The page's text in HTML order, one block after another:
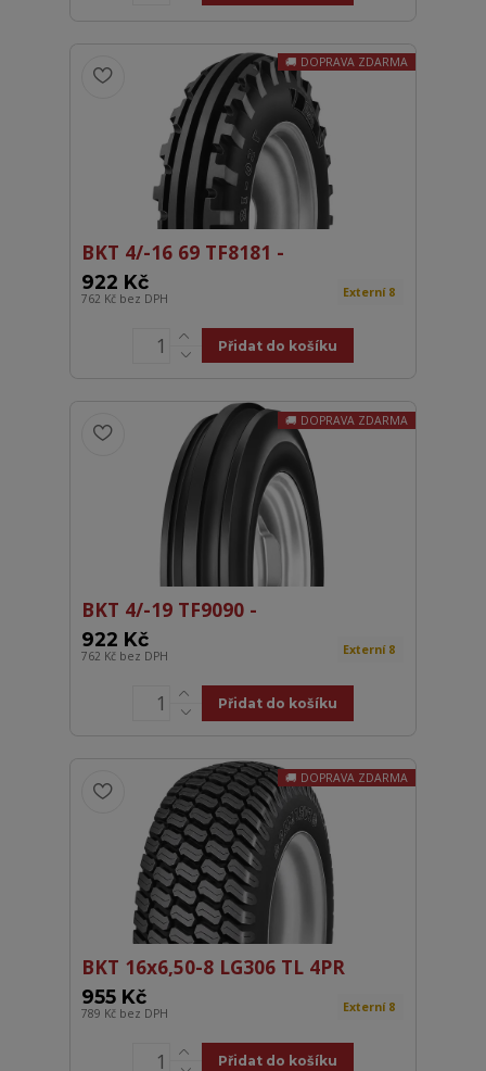
DOPRAVA ZDARMA
BKT 4/-16 69 TF8181 -
922 Kč
762 Kč bez DPH Externí 8
Přidat do košíku
DOPRAVA ZDARMA
BKT 4/-19 TF9090 -
922 Kč
762 Kč bez DPH Externí 8
Přidat do košíku
DOPRAVA ZDARMA
BKT 16x6,50-8 LG306 TL 4PR
955 Kč
789 Kč bez DPH Externí 8
Přidat do košíku